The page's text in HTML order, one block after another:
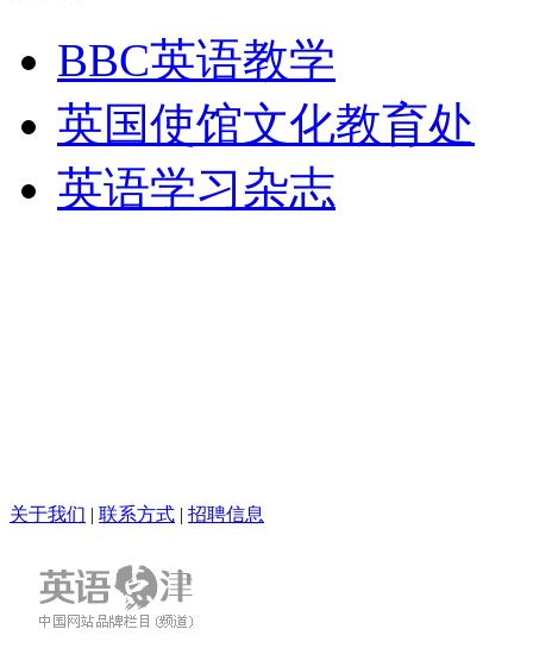
BBC英语教学
英国使馆文化教育处
英语学习杂志
关于我们 | 联系方式 | 招聘信息